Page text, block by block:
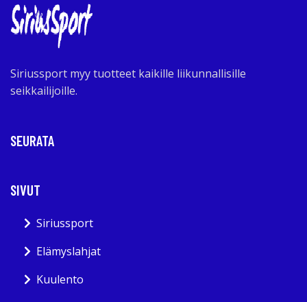
Siriussport myy tuotteet kaikille liikunnallisille
seikkailijoille.
SEURATA
SIVUT
Siriussport
Elämyslahjat
Kuulento